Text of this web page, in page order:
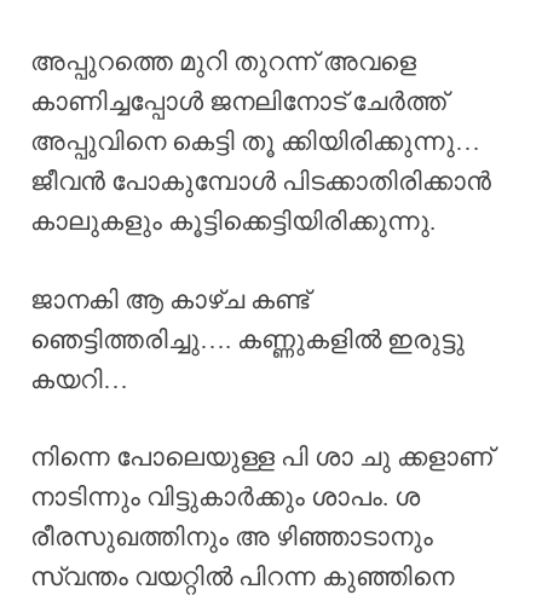
അപ്പുറത്തെ മുറി തുറന്ന് അവളെ
കാണിച്ചപ്പോൾ ജനലിനോട് ചേർത്ത്
അപ്പുവിനെ കെട്ടി തൂ ക്കിയിരിക്കുന്നു…
ജീവൻ പോകുമ്പോൾ പിടക്കാതിരിക്കാൻ
കാലുകളും കൂട്ടിക്കെട്ടിയിരിക്കുന്നു.
ജാനകി ആ കാഴ്ച കണ്ട്
ഞെട്ടിത്തരിച്ചു…. കണ്ണുകളിൽ ഇരുട്ടു
കയറി…
നിന്നെ പോലെയുള്ള പി ശാ ചു ക്കളാണ്
നാടിന്നും വിട്ടുകാർക്കും ശാപം. ശ
രീരസുഖത്തിനും അ ഴിഞ്ഞാടാനും
സ്വന്തം വയറ്റിൽ പിറന്ന കുഞ്ഞിനെ